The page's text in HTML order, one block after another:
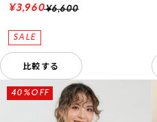
¥6,600
¥3,960
比較する
40%OFF